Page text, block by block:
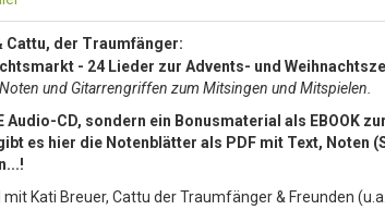
Cattu, der Traumfänger:
- 24 Lieder zur Advents- und
und Gitarrengriffen zum Mitsingen und Mitspielen.
Audio-CD, sondern ein Bonusmaterial als EBOOK
es hier die Notenblätter als PDF mit Text,
Kati Breuer, Cattu der Traumfänger & Freunden